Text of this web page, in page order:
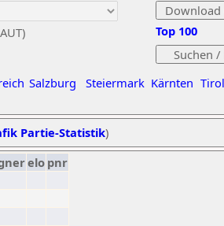
Salzburg Steiermark Kärnten Tirol
Top 100
Partie-Statistik)
elo pnr